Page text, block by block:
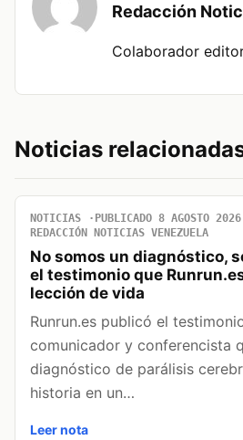
Redacción
Colaborador
Noticias
NOTICIAS PUBLICADO 8 AGOSTO 2026
REDACCIÓN NOTICIAS VENEZUELA
No somos un diagnóstico,
el testimonio que
lección de vida
Runrun.es publicó el
comunicador y conferencista
diagnóstico de parálisis
historia en un…
Leer nota